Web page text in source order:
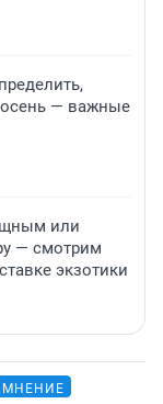
— важные
или
— смотрим
экзотики
МНЕНИЕ